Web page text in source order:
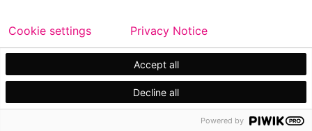
Copyright © 2026 Metso
Mapa del sitio
Información legal
Privacidad Marca comercial
Accept all
Decline all
Cookie settings Privacy Notice
Powered by